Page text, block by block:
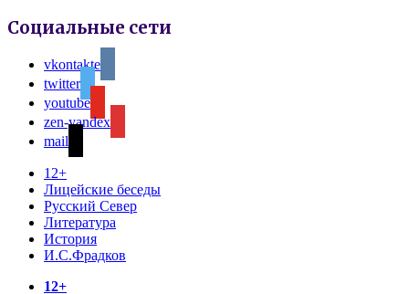
Социальные сети
vkontakte
twitter
youtube
zen-yandex
mail
12+
Лицейские беседы
Русский Север
Литература
История
И.С.Фрадков
12+